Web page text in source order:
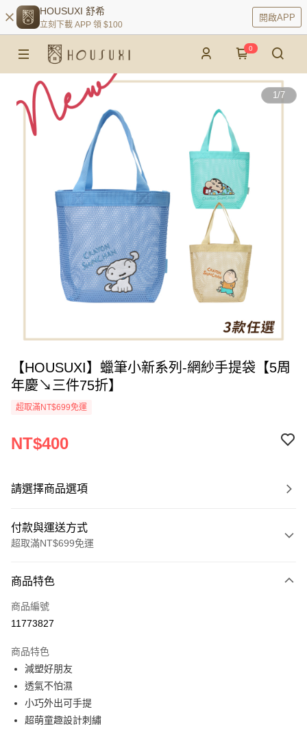
HOUSUXI 舒希
立刻下載 APP 領 $100
開啟APP
0
1/7
【HOUSUXI】蠟筆小新系列-網紗手提袋【5周
年慶↘三件75折】
超取滿NT$699免運
NT$400
請選擇商品選項
付款與運送方式
超取滿NT$699免運
信用卡一次付款
超商取貨付款
Apple Pay
街口支付
悠遊付
商品特色
商品編號
11773827
商品特色
減塑好朋友
透氣不怕濕
小巧外出可手提
超萌童趣設計刺繡